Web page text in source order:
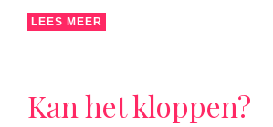
LEES MEER
Kan het kloppen?